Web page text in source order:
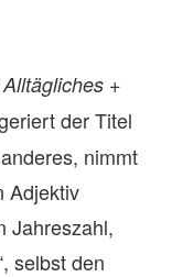
Alltägliches +
der Titel
nimmt
Adjektiv
Jahreszahl,
selbst den